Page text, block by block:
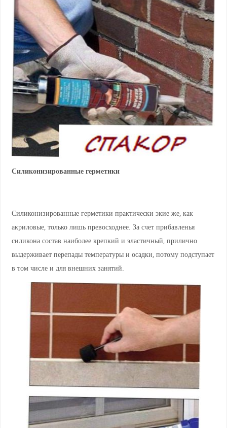
Силиконизированные герметики
Силиконизированные герметики практически экие же, как
акриловые, только лишь превосходнее. За счет прибавленья
силикона состав наиболее крепкий и эластичный, прилично
выдерживает перепады температуры и осадки, потому подступает
в том числе и для внешних занятий.